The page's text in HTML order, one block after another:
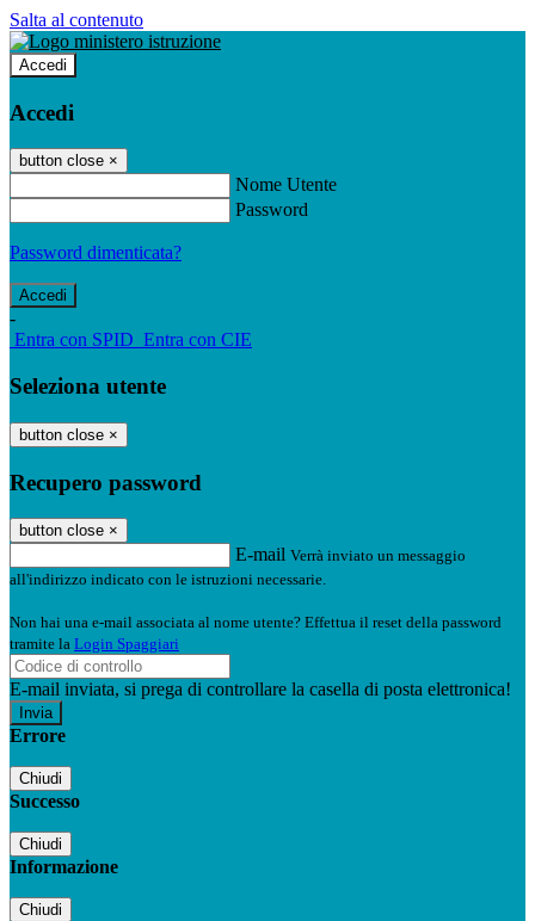
Salta al contenuto
Accedi
Accedi
button close ×
Nome Utente
Password
Password dimenticata?
-
Entra con SPID Entra con CIE
Seleziona utente
button close ×
Recupero password
button close ×
E-mail Verrà inviato un messaggio
all'indirizzo indicato con le istruzioni necessarie.
Non hai una e-mail associata al nome utente? Effettua il reset della password
tramite la Login Spaggiari
E-mail inviata, si prega di controllare la casella di posta elettronica!
Errore
Chiudi
Successo
Chiudi
Informazione
Chiudi